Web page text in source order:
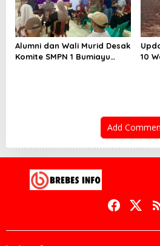
Alumni dan Wali Murid Desak
Komite SMPN 1 Bumiayu
10
Add